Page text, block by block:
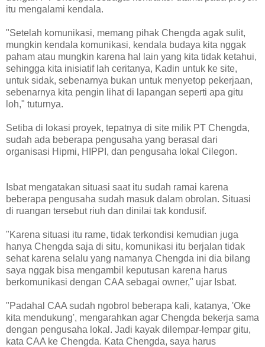
itu mengalami kendala.
"Setelah komunikasi, memang pihak Chengda agak sulit,
mungkin kendala komunikasi, kendala budaya kita nggak
paham atau mungkin karena hal lain yang kita tidak ketahui,
sehingga kita inisiatif lah ceritanya, Kadin untuk ke site,
untuk sidak, sebenarnya bukan untuk menyetop pekerjaan,
sebenarnya kita pengin lihat di lapangan seperti apa gitu
loh," tuturnya.
Setiba di lokasi proyek, tepatnya di site milik PT Chengda,
sudah ada beberapa pengusaha yang berasal dari
organisasi Hipmi, HIPPI, dan pengusaha lokal Cilegon.
Isbat mengatakan situasi saat itu sudah ramai karena
beberapa pengusaha sudah masuk dalam obrolan. Situasi
di ruangan tersebut riuh dan dinilai tak kondusif.
"Karena situasi itu rame, tidak terkondisi kemudian juga
hanya Chengda saja di situ, komunikasi itu berjalan tidak
sehat karena selalu yang namanya Chengda ini dia bilang
saya nggak bisa mengambil keputusan karena harus
berkomunikasi dengan CAA sebagai owner," ujar Isbat.
"Padahal CAA sudah ngobrol beberapa kali, katanya, 'Oke
kita mendukung', mengarahkan agar Chengda bekerja sama
dengan pengusaha lokal. Jadi kayak dilempar-lempar gitu,
kata CAA ke Chengda. Kata Chengda, saya harus